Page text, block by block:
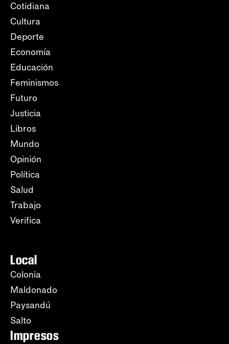
Cotidiana
Cultura
Deporte
Economía
Educación
Feminismos
Futuro
Justicia
Libros
Mundo
Opinión
Política
Salud
Trabajo
Verifica
Local
Colonia
Maldonado
Paysandú
Salto
Impresos